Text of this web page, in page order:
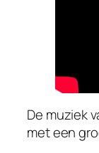
De muziek
met een